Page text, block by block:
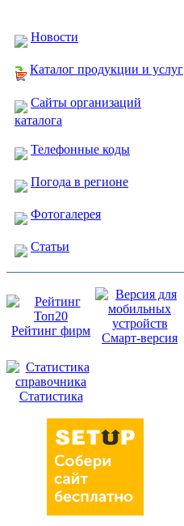
Новости
Каталог продукции и услуг
Сайты организаций
каталога
Телефонные коды
Погода в регионе
Фотогалерея
Статьи
Рейтинг фирм
Смарт-версия
Статистика